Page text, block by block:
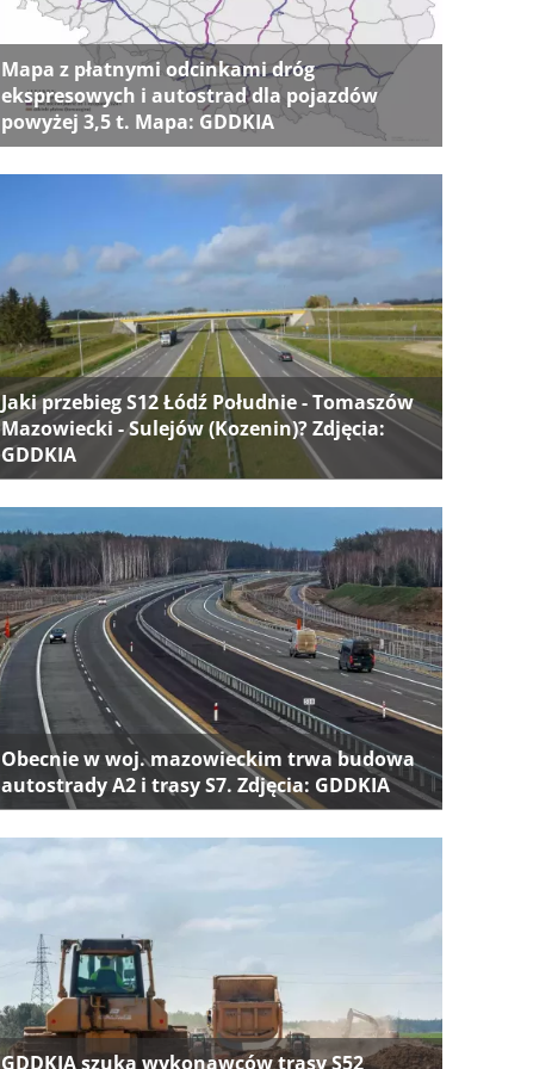
Mapa z płatnymi odcinkami dróg
ekspresowych i autostrad dla pojazdów
powyżej 3,5 t. Mapa: GDDKIA
Jaki przebieg S12 Łódź Południe - Tomaszów
Mazowiecki - Sulejów (Kozenin)? Zdjęcia:
GDDKIA
Obecnie w woj. mazowieckim trwa budowa
autostrady A2 i trasy S7. Zdjęcia: GDDKIA
GDDKIA szuka wykonawców trasy S52